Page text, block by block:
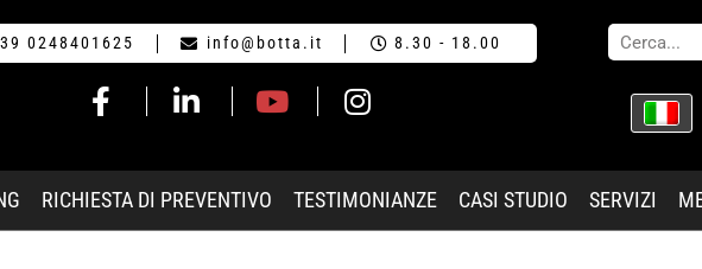
0248401625 info@botta.it 8.30 - 18.00
RICHIESTA DI PREVENTIVO TESTIMONIANZE CASI STUDIO SERVIZI